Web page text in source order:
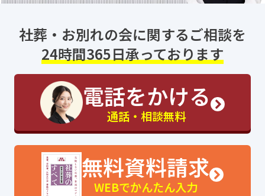
社葬・お別れの会に関するご相談を
24時間365日承っております
通話・相談無料
電話をかける
WEBでかんたん入力
無料資料請求